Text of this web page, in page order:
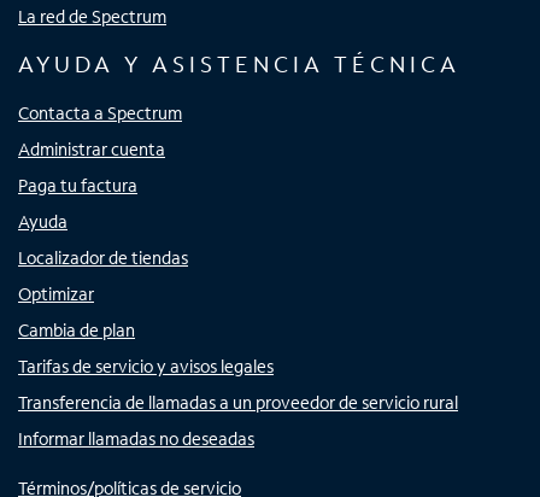
La red de Spectrum
AYUDA Y ASISTENCIA TÉCNICA
Contacta a Spectrum
Administrar cuenta
Paga tu factura
Ayuda
Localizador de tiendas
Optimizar
Cambia de plan
Tarifas de servicio y avisos legales
Transferencia de llamadas a un proveedor de servicio rural
Informar llamadas no deseadas
Términos/políticas de servicio